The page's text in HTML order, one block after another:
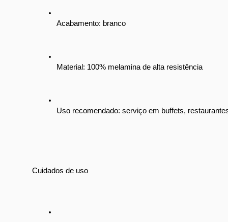
Acabamento: branco
Material: 100% melamina de alta resistência
Uso recomendado: serviço em buffets,
Cuidados de uso